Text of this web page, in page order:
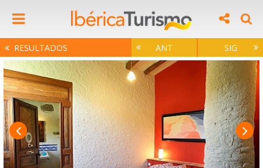
RESULTADOS ANT SIG